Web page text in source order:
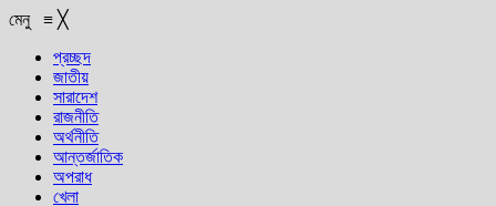
মেনু ≡ ╳
প্রচ্ছদ
জাতীয়
সারাদেশ
রাজনীতি
অর্থনীতি
আন্তর্জাতিক
অপরাধ
খেলা